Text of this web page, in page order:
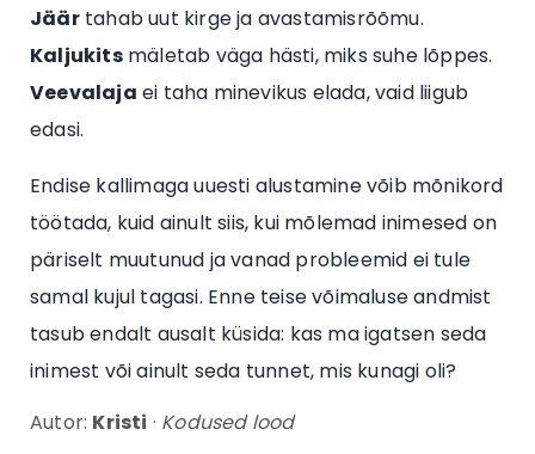
Jäärtahab uut kirge ja avastamisrõõmu.
Kaljukitsmäletab väga hästi, miks suhe lõppes.
Veevalaja ei taha minevikus elada, vaid liigub
edasi.
Endise kallimaga uuesti alustamine võib mõnikord
töötada, kuid ainult siis, kui mõlemad inimesed on
päriselt muutunud ja vanad probleemid ei tule
samal kujul tagasi. Enne teise võimaluse andmist
tasub endalt ausalt küsida: kas ma igatsen seda
inimest või ainult seda tunnet, mis kunagi oli?
Autor: Kristi · Kodused lood